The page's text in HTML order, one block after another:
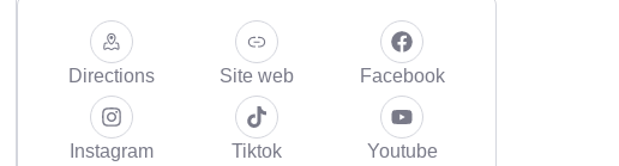
Directions Site web Facebook
Instagram Tiktok Youtube